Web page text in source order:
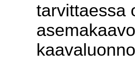
tarvittaessa